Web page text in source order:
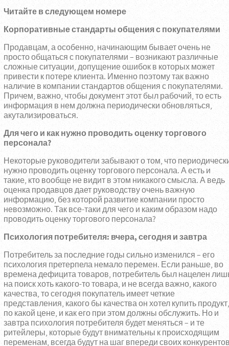
Читайте в следующем номере
Корпоративные стандарты общения с покупателями
Продавцам, а особенно, начинающим бывает очень не
просто общаться с покупателями – возникают различные
сложные ситуации, допущение ошибок в которых может
привести к потере клиента. Именно поэтому так важно
наличие в компании стандартов общения с покупателями.
Причем, важно, чтобы документ этот был рабочий, то есть
информация в нем должна периодически обновляться,
акутализироваться.
Для чего и как нужно проводить оценку торгового
персонала?
Некоторые руководители забывают о том, что
нужно проводить оценку торгового персонала. А есть и
такие, кто вообще не видит в этом никакого смысла. А ведь
оценка продавцов дает руководству очень важную
информацию, без которой развитие компании просто
невозможно. Так все-таки для чего и каким образом надо
проводить оценку торгового персонала?
Психология потребителя: вчера, сегодня и завтра
Потребитель за последние годы сильно изменился – его
психология претерпела немало перемен. Если раньше, во
времена дефицита товаров, потребитель был нацелен
на поиск хоть какого-то товара, и не всегда важно, какого
качества, то сегодня покупатель имеет четкие
представления, какого бы качества он хотел купить продукт,
по какой цене, и как его при этом должны обслужить. Но и
завтра психология потребителя будет меняться – и те
ритейлеры, которые будут внимательны к происходящим
переменам, всегда будут на шаг впереди своих